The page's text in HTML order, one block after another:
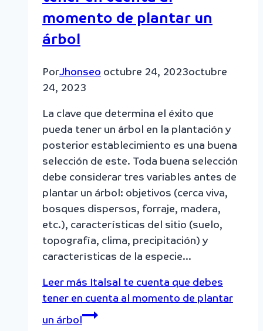
momento de plantar un
árbol
PorJhonseo octubre 24, 2023octubre
24, 2023
La clave que determina el éxito que
pueda tener un árbol en la plantación y
posterior establecimiento es una buena
selección de este. Toda buena selección
debe considerar tres variables antes de
plantar un árbol: objetivos (cerca viva,
bosques dispersos, forraje, madera,
etc.), características del sitio (suelo,
topografía, clima, precipitación) y
características de la especie…
Leer más Italsal te cuenta que debes
tener en cuenta al momento de plantar
un árbol